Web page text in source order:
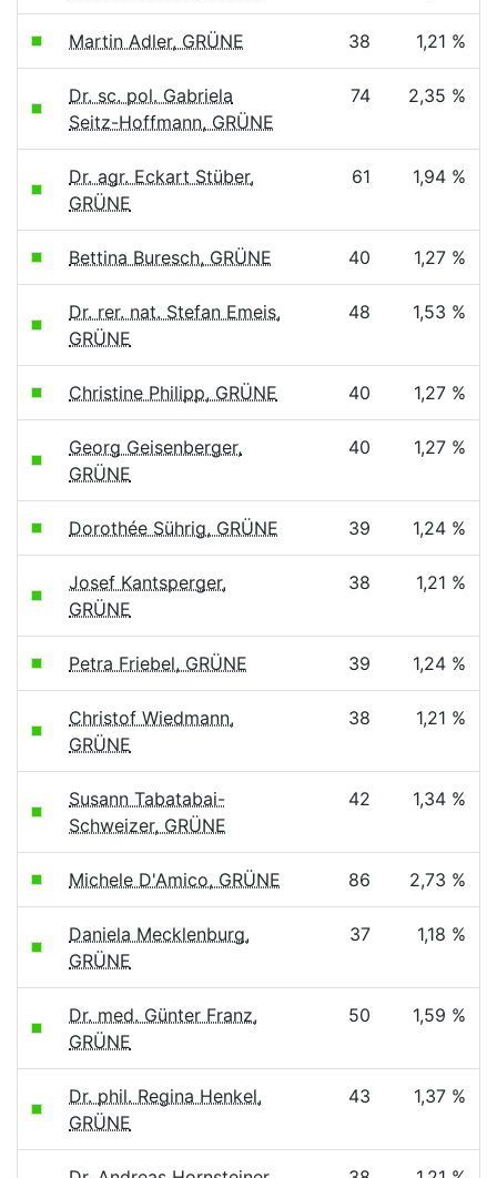
Martin Adler, GRÜNE 38 1,21 %
Dr. sc. pol. Gabriela
Seitz-Hoffmann, GRÜNE
74 2,35 %
Dr. agr. Eckart Stüber,
GRÜNE
61 1,94 %
Bettina Buresch, GRÜNE 40 1,27 %
Dr. rer. nat. Stefan Emeis,
GRÜNE
48 1,53 %
Christine Philipp, GRÜNE 40 1,27 %
Georg Geisenberger,
GRÜNE
40 1,27 %
Dorothée Sührig, GRÜNE 39 1,24 %
Josef Kantsperger,
GRÜNE
38 1,21 %
Petra Friebel, GRÜNE 39 1,24 %
Christof Wiedmann,
GRÜNE
38 1,21 %
Susann Tabatabai-
Schweizer, GRÜNE
42 1,34 %
Michele D'Amico, GRÜNE 86 2,73 %
Daniela Mecklenburg,
GRÜNE
37 1,18 %
Dr. med. Günter Franz,
GRÜNE
50 1,59 %
Dr. phil. Regina Henkel,
GRÜNE
43 1,37 %